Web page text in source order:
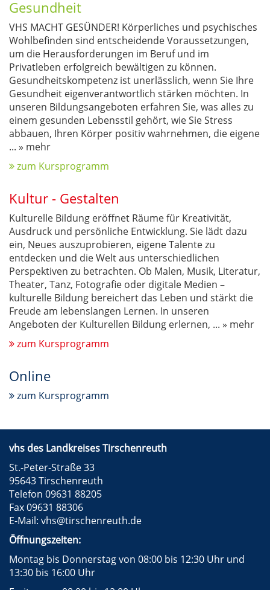
Gesundheit
VHS MACHT GESÜNDER! Körperliches und psychisches
Wohlbefinden sind entscheidende Voraussetzungen,
um die Herausforderungen im Beruf und im
Privatleben erfolgreich bewältigen zu können.
Gesundheitskompetenz ist unerlässlich, wenn Sie Ihre
Gesundheit eigenverantwortlich stärken möchten. In
unseren Bildungsangeboten erfahren Sie, was alles zu
einem gesunden Lebensstil gehört, wie Sie Stress
abbauen, Ihren Körper positiv wahrnehmen, die eigene
... » mehr
zum Kursprogramm
Kultur - Gestalten
Kulturelle Bildung eröffnet Räume für Kreativität,
Ausdruck und persönliche Entwicklung. Sie lädt dazu
ein, Neues auszuprobieren, eigene Talente zu
entdecken und die Welt aus unterschiedlichen
Perspektiven zu betrachten. Ob Malen, Musik, Literatur,
Theater, Tanz, Fotografie oder digitale Medien –
kulturelle Bildung bereichert das Leben und stärkt die
Freude am lebenslangen Lernen. In unseren
Angeboten der Kulturellen Bildung erlernen, ... » mehr
zum Kursprogramm
Online
zum Kursprogramm
vhs des Landkreises Tirschenreuth
St.-Peter-Straße 33
95643 Tirschenreuth
Telefon 09631 88205
Fax 09631 88306
E-Mail: vhs@tirschenreuth.de
Öffnungszeiten:
Montag bis Donnerstag von 08:00 bis 12:30 Uhr und
13:30 bis 16:00 Uhr